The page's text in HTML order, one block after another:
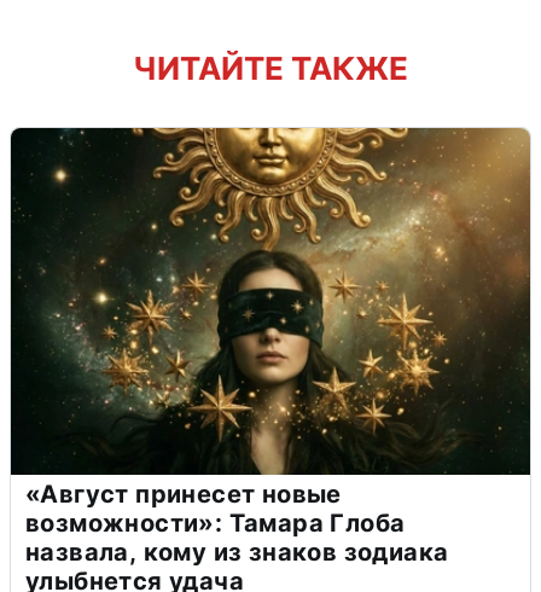
ЧИТАЙТЕ ТАКЖЕ
«Август принесет новые
возможности»: Тамара Глоба
назвала, кому из знаков зодиака
улыбнется удача